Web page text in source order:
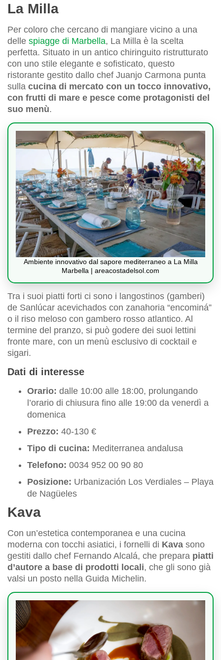
La Milla
Per coloro che cercano di mangiare vicino a una
delle spiagge di Marbella, La Milla è la scelta
perfetta. Situato in un antico chiringuito ristrutturato
con uno stile elegante e sofisticato, questo
ristorante gestito dallo chef Juanjo Carmona punta
sulla cucina di mercato con un tocco innovativo,
con frutti di mare e pesce come protagonisti del
suo menù.
Ambiente innovativo dal sapore mediterraneo a La Milla
Marbella | areacostadelsol.com
Tra i suoi piatti forti ci sono i langostinos (gamberi)
de Sanlúcar acevichados con zanahoria “encominá”
o il riso meloso con gambero rosso atlantico. Al
termine del pranzo, si può godere dei suoi lettini
fronte mare, con un menù esclusivo di cocktail e
sigari.
Dati di interesse
Orario: dalle 10:00 alle 18:00, prolungando
l’orario di chiusura fino alle 19:00 da venerdì a
domenica
Prezzo: 40-130 €
Tipo di cucina: Mediterranea andalusa
Telefono: 0034 952 00 90 80
Posizione: Urbanización Los Verdiales – Playa
de Nagüeles
Kava
Con un’estetica contemporanea e una cucina
moderna con tocchi asiatici, i fornelli di Kava sono
gestiti dallo chef Fernando Alcalá, che prepara piatti
d’autore a base di prodotti locali, che gli sono già
valsi un posto nella Guida Michelin.